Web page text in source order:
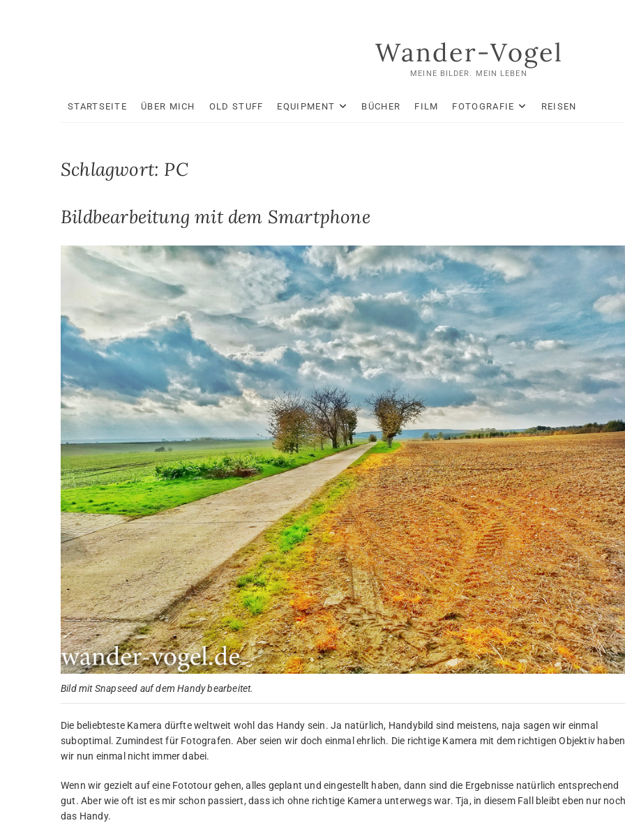
Wander-Vogel
MEINE BILDER. MEIN LEBEN
STARTSEITE ÜBER MICH OLD STUFF EQUIPMENT BÜCHER FILM FOTOGRAFIE REISEN
Schlagwort: PC
Bildbearbeitung mit dem Smartphone
Bild mit Snapseed auf dem Handy bearbeitet.
Die beliebteste Kamera dürfte weltweit wohl das Handy sein. Ja natürlich, Handybild sind meistens, naja sagen wir einmal
suboptimal. Zumindest für Fotografen. Aber seien wir doch einmal ehrlich. Die richtige Kamera mit dem richtigen Objektiv haben
wir nun einmal nicht immer dabei.
Wenn wir gezielt auf eine Fototour gehen, alles geplant und eingestellt haben, dann sind die Ergebnisse natürlich entsprechend
gut. Aber wie oft ist es mir schon passiert, dass ich ohne richtige Kamera unterwegs war. Tja, in diesem Fall bleibt eben nur
das Handy.